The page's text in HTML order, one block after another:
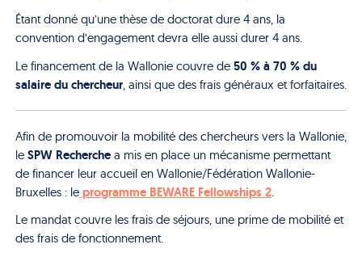
Étant donné qu’une thèse de doctorat dure 4 ans, la
convention d’engagement devra elle aussi durer 4 ans.
Le financement de la Wallonie couvre de 50 % à 70 % du
salaire du chercheur, ainsi que des frais généraux et forfaitaires.
Afin de promouvoir la mobilité des chercheurs vers la Wallonie,
le SPW Recherche a mis en place un mécanisme permettant
de financer leur accueil en Wallonie/Fédération Wallonie-
Bruxelles : leprogramme BEWARE Fellowships 2.
Le mandat couvre les frais de séjours, une prime de mobilité et
des frais de fonctionnement.